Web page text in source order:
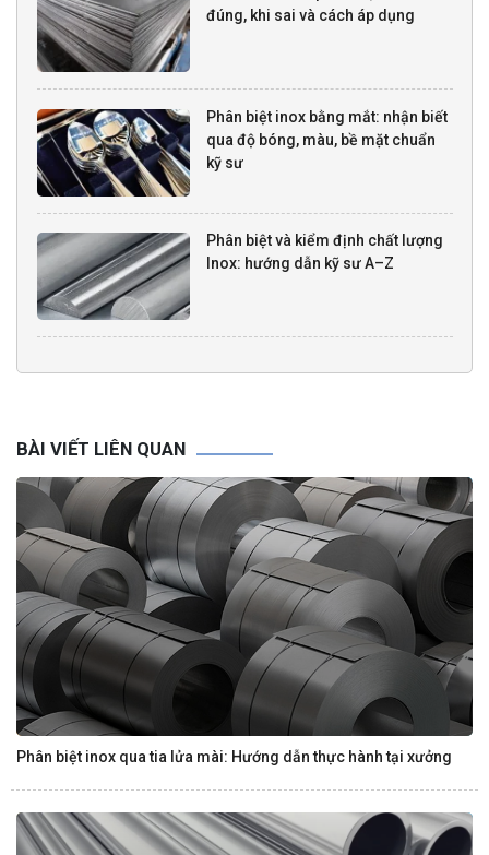
đúng, khi sai và cách áp dụng
Phân biệt inox bằng mắt: nhận biết
qua độ bóng, màu, bề mặt chuẩn
kỹ sư
Phân biệt và kiểm định chất lượng
Inox: hướng dẫn kỹ sư A–Z
BÀI VIẾT LIÊN QUAN
Phân biệt inox qua tia lửa mài: Hướng dẫn thực hành tại xưởng